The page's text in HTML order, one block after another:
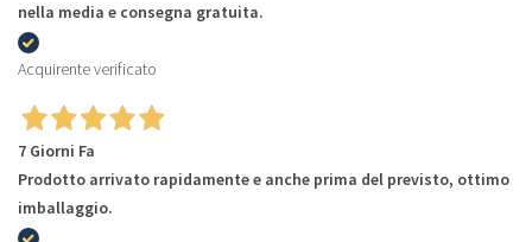
nella media e consegna gratuita.
Acquirente verificato
7 Giorni Fa
Prodotto arrivato rapidamente e anche prima del previsto, ottimo
imballaggio.